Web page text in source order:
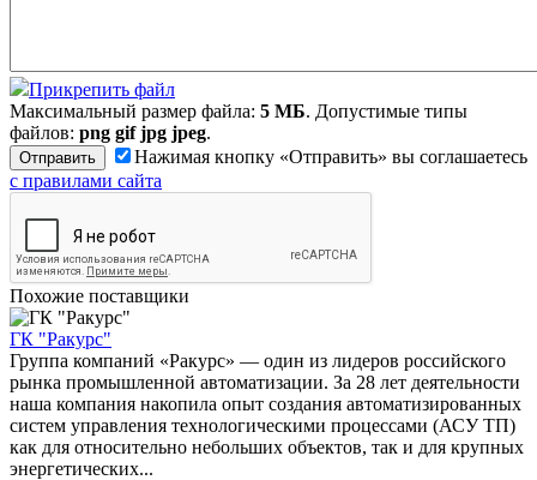
Прикрепить файл
Максимальный размер файла: 5 МБ. Допустимые типы
файлов: png gif jpg jpeg.
Нажимая кнопку «Отправить» вы соглашаетесь
с правилами сайта
Похожие поставщики
ГК "Ракурс"
Группа компаний «Ракурс» — один из лидеров российского
рынка промышленной автоматизации. За 28 лет деятельности
наша компания накопила опыт создания автоматизированных
систем управления технологическими процессами (АСУ ТП)
как для относительно небольших объектов, так и для крупных
энергетических...